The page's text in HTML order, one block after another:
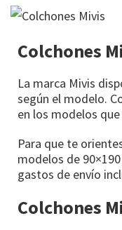
Colchones
La marca Mivis
según el modelo.
en los modelos
Para que te
modelos de
gastos de envío
Colchones